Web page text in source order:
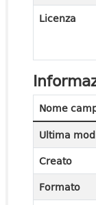
Licenza
Nome
Ultima
Creato
Formato